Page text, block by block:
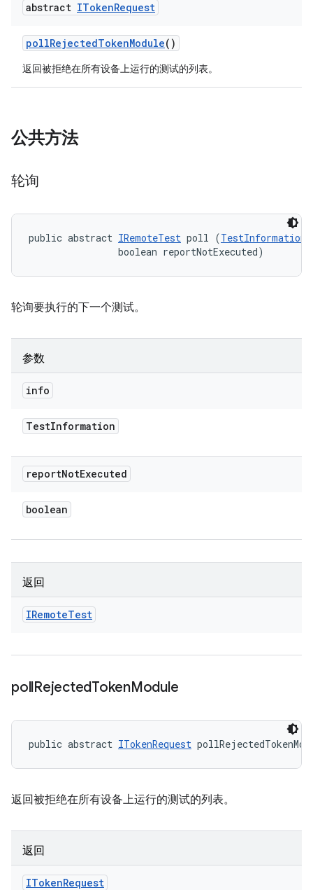
abstract ITokenRequest
pollRejectedTokenModule()
返回被拒绝在所有设备上运行的测试的列表。
公共方法
轮询
public abstract IRemoteTest poll (TestInformation
                boolean reportNotExecuted)
轮询要执行的下一个测试。
参数
info
TestInformation
reportNotExecuted
boolean
返回
IRemoteTest
pollRejectedTokenModule
public abstract ITokenRequest
返回被拒绝在所有设备上运行的测试的列表。
返回
ITokenRequest